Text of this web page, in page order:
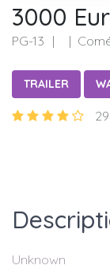
3000
PG-13
TRAILER
Unknown